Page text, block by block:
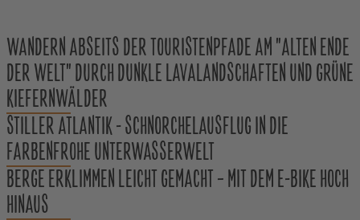
WANDERN ABSEITS DER TOURISTENPFADE AM "ALTEN ENDE
DER WELT" DURCH DUNKLE LAVALANDSCHAFTEN UND GRÜNE
KIEFERNWÄLDER
STILLER ATLANTIK - SCHNORCHELAUSFLUG IN DIE
FARBENFROHE UNTERWASSERWELT
BERGE ERKLIMMEN LEICHT GEMACHT – MIT DEM E-BIKE HOCH
HINAUS